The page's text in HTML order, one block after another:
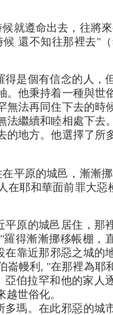
就遵命出去，往將
還不知往那裡去"
得是個有信念的人，
。他秉持着一種與世
無法再同住下去的時
法繼續和睦相處下去
的地方。他選擇了所
平原的城邑，漸漸
在耶和華面前罪大惡
平原的城邑居住，那
得漸漸挪移帳棚，
在靠近那邪惡之城的
崙幔利, "在那裡為耶
亞伯拉罕和他的家人
世俗化。
多瑪。在此邪惡的城